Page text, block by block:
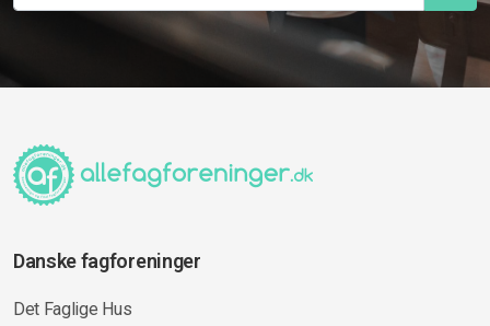
Danske fagforeninger
Det Faglige Hus